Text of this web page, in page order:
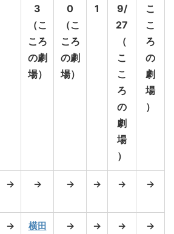
3
（こ
ころ
の劇
場）
0
（こ
ころ
の劇
場）
1
9/
27
（
こ
こ
ろ
の
劇
場
）
こ
こ
ろ
の
劇
場
）
→ → → → → →
→
横田
→ → → →